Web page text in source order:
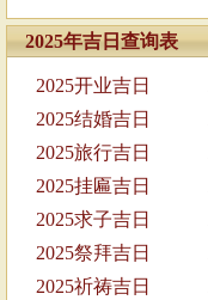
2025年吉日查询表
2025开业吉日
2025结婚吉日
2025旅行吉日
2025挂匾吉日
2025求子吉日
2025祭拜吉日
2025祈祷吉日